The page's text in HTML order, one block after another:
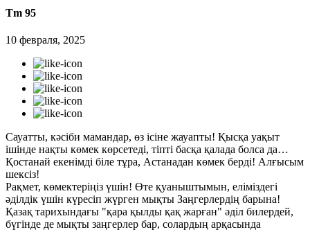
Tm 95
10 февраля, 2025
Сауатты, кәсіби мамандар, өз ісіне жауапты! Қысқа уақыт
ішінде нақты көмек көрсетеді, тіпті басқа қалада болса да…
Қостанай екенімді біле тұра, Астанадан көмек берді! Алғысым
шексіз!
Рақмет, көмектеріңіз үшін! Өте қуаныштымын, еліміздегі
әділдік үшін күресіп жүрген мықты Заңгерлердің барына!
Қазақ тарихындағы "қара қылды қақ жарған" әділ билердей,
бүгінде де мықты заңгерлер бар, солардың арқасында